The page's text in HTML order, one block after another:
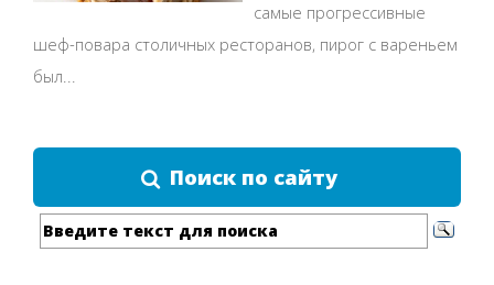
самые прогрессивные
шеф-повара столичных ресторанов, пирог с вареньем
был...
Поиск по сайту